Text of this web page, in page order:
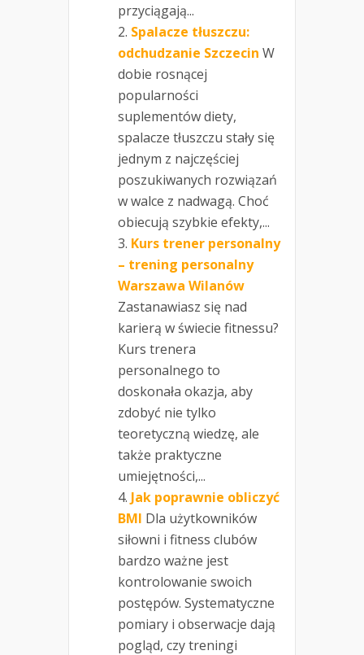
przyciągają...
Spalacze tłuszczu:
odchudzanie Szczecin W
dobie rosnącej
popularności
suplementów diety,
spalacze tłuszczu stały się
jednym z najczęściej
poszukiwanych rozwiązań
w walce z nadwagą. Choć
obiecują szybkie efekty,...
Kurs trener personalny
– trening personalny
Warszawa Wilanów
Zastanawiasz się nad
karierą w świecie fitnessu?
Kurs trenera
personalnego to
doskonała okazja, aby
zdobyć nie tylko
teoretyczną wiedzę, ale
także praktyczne
umiejętności,...
Jak poprawnie obliczyć
BMI Dla użytkowników
siłowni i fitness clubów
bardzo ważne jest
kontrolowanie swoich
postępów. Systematyczne
pomiary i obserwacje dają
pogląd, czy treningi